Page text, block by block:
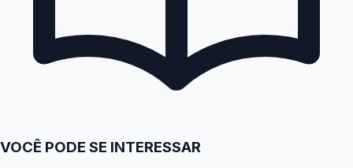
VOCÊ PODE SE INTERESSAR